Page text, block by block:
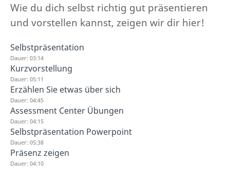
Wie du dich selbst richtig gut präsentieren
und vorstellen kannst, zeigen wir dir hier!
Selbstpräsentation
Dauer: 03:14
Kurzvorstellung
Dauer: 05:11
Erzählen Sie etwas über sich
Dauer: 04:45
Assessment Center Übungen
Dauer: 04:15
Selbstpräsentation Powerpoint
Dauer: 05:38
Präsenz zeigen
Dauer: 04:10